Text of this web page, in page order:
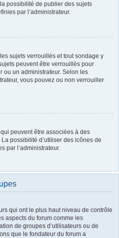
possibilité de publier des sujets
par l’administrateur.
sujets verrouillés et tout sondage y
peuvent être verrouillés pour
ou un administrateur. Selon les
vous pouvez ou non verrouiller
peuvent être associées à des
possibilité d’utiliser des icônes de
par l’administrateur.
qui ont le plus haut niveau de contrôle
aspects du forum comme les
de groupes d’utilisateurs ou de
que le fondateur du forum a